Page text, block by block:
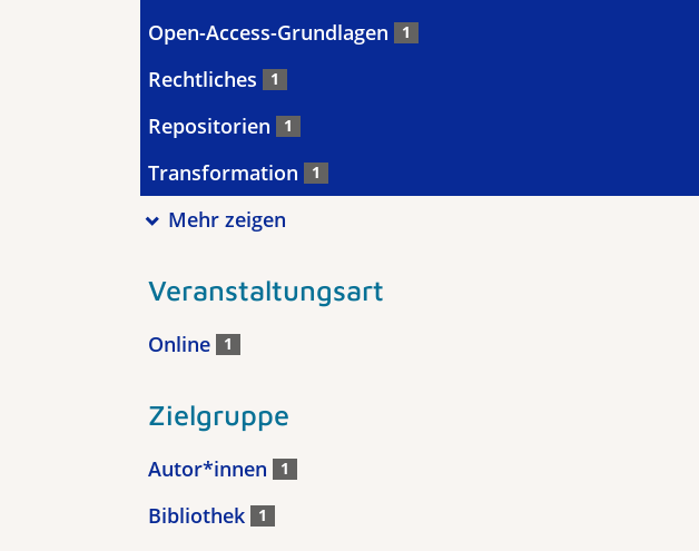
Open-Access-Grundlagen 1
Rechtliches 1
Repositorien 1
Transformation 1
Mehr zeigen
Veranstaltungsart
Online 1
Zielgruppe
Autor*innen 1
Bibliothek 1